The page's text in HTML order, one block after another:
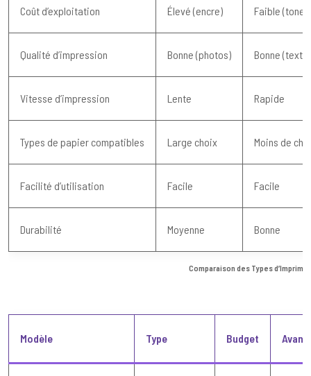
Comparaison des Types
Coût d’exploitation Élevé (encre) Faible (toner)
Qualité d’impression Bonne (photos) Bonne (texte)
Vitesse d’impression Lente Rapide
Types de papier compatibles Large choix Moins de
Facilité d’utilisation Facile Facile
Durabilité Moyenne Bonne
Modèle Type Budget